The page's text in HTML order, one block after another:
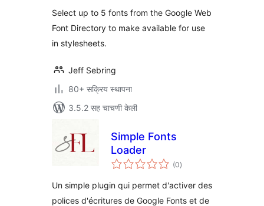
Select up to 5 fonts from the Google Web
Font Directory to make available for use
in stylesheets.
Jeff Sebring
80+ सक्रिय स्थापना
3.5.2 सह चाचणी केली
Simple Fonts
Loader
(0एकूण
मूल्यांकन
)
Un simple plugin qui permet d'activer des
polices d'écritures de Google Fonts et de